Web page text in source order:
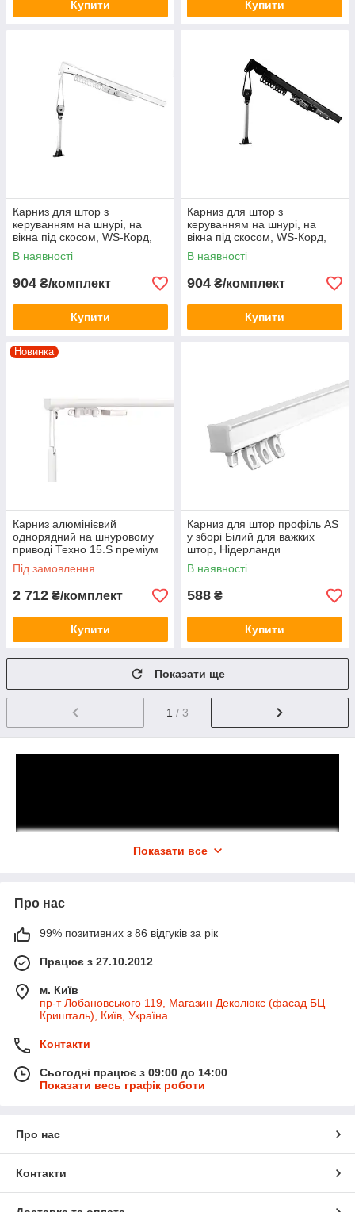
Купити Купити
Карниз для штор з
керуванням на шнурі, на
вікна під скосом, WS-Корд,
Білий
В наявності
904 ₴/комплект
Купити
Карниз для штор з
керуванням на шнурі, на
вікна під скосом, WS-Корд,
Чорний
В наявності
904 ₴/комплект
Купити
Новинка
Карниз алюмінієвий
однорядний на шнуровому
приводі Техно 15.S преміум
Під замовлення
2 712 ₴/комплект
Купити
Карниз для штор профіль AS
у зборі Білий для важких
штор, Нідерланди
В наявності
588 ₴
Купити
Показати ще
1 / 3
одинарні алюмінієві стельові карнизи
подвійні алюмінієві стельові карнизи
під ламбрекен
подвійні алюмінієві стельові карнизи
подвійні алюмінієві стельові карнизи
на шнурової
потрійні алюмінієві стельові карнизи
Перевага:можливість перекриття будь-яких віконних
прорізів (прямих, арочних, еркерних, кутових).
кутовий, прямий). Вигин: апаратний .
Показати все
Про нас
99% позитивних з 86 відгуків за рік
Працює з 27.10.2012
м. Київ
пр-т Лобановського 119, Магазин Деколюкс (фасад БЦ
Кришталь), Київ, Україна
Контакти
Сьогодні працює з 09:00 до 14:00
Показати весь графік роботи
Про нас
Контакти